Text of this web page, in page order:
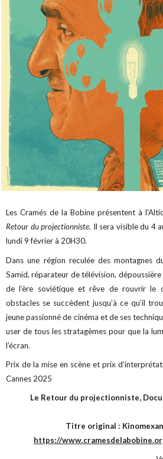
Les Cramés de la Bobine présentent à
Retour du projectionniste. Il sera visible du 4
lundi 9 février à 20H30.
Dans une région reculée des montagnes
Samid, réparateur de télévision,
de l’ère soviétique et rêve de rouvrir le
obstacles se succèdent jusqu’à ce qu’il
jeune passionné de cinéma et de ses
user de tous les stratagèmes pour que la
l’écran.
Prix de la mise en scène et prix
Cannes 2025
Le Retour du projectionniste,
Titre original :
https://